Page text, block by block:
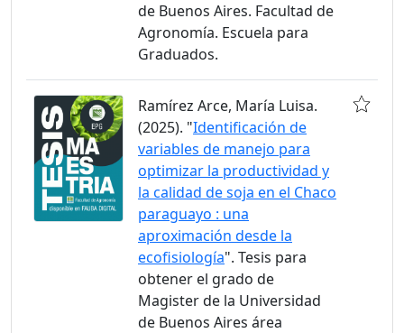
de Buenos Aires. Facultad de
Agronomía. Escuela para
Graduados.
Ramírez Arce, María Luisa.
(2025). "Identificación de
variables de manejo para
optimizar la productividad y
la calidad de soja en el Chaco
paraguayo : una
aproximación desde la
ecofisiología". Tesis para
obtener el grado de
Magister de la Universidad
de Buenos Aires área